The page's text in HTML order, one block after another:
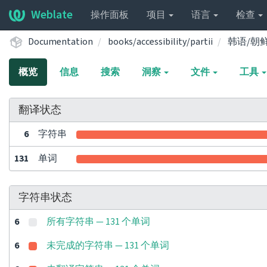
Weblate 操作面板 项目 语言 检查
Documentation books/accessibility/partii 韩语/朝
概览 信息 搜索 洞察 文件 工具
翻译状态
6 字符串
131 单词
字符串状态
6 所有字符串 — 131 个单词
6
未完成的字符串 — 131 个单词